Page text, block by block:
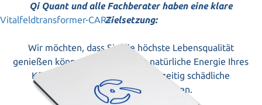
Vitalfeldtransformer-CAR+
Qi Quant und alle Fachberater haben eine klare
Zielsetzung:
Wir möchten, dass Sie die höchste Lebensqualität
genießen können, indem wir die natürliche Energie Ihres
Körpers maximieren und gleichzeitig schädliche
Umwelteinflüsse minimieren.